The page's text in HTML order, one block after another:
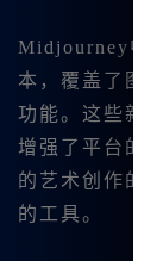
Midjourney中
本，覆盖了图
功能。这些新
增强了平台的
的艺术创作的
的工具。